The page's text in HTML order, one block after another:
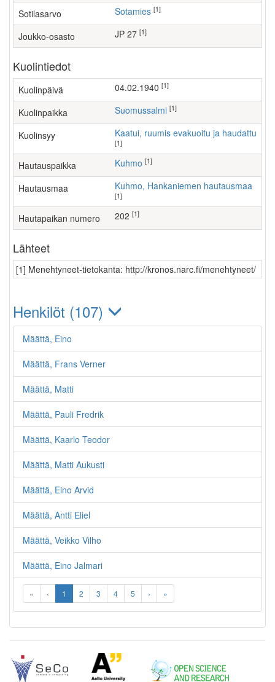
Sotilasarvo Sotamies [1]
Joukko-osasto JP 27 [1]
Kuolintiedot
Kuolinpäivä 04.02.1940 [1]
Kuolinpaikka Suomussalmi [1]
Kuolinsyy Kaatui, ruumis evakuoitu ja haudattu
[1]
Hautauspaikka Kuhmo [1]
Hautausmaa Kuhmo, Hankaniemen hautausmaa
[1]
Hautapaikan numero 202 [1]
Lähteet
[1] Menehtyneet-tietokanta: http://kronos.narc.fi/menehtyneet/
Henkilöt (107)
Määttä, Eino
Määttä, Frans Verner
Määttä, Matti
Määttä, Pauli Fredrik
Määttä, Kaarlo Teodor
Määttä, Matti Aukusti
Määttä, Eino Arvid
Määttä, Antti Eliel
Määttä, Veikko Vilho
Määttä, Eino Jalmari
« ‹ 1 2 3 4 5 › »